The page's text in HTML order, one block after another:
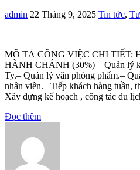
admin 22 Tháng 9, 2025 Tin tức,
MÔ TẢ CÔNG VIỆC CHI TIẾT:
HÀNH CHÁNH (30%) – Quản lý
Ty.– Quản lý văn phòng phẩm.–
nhân viên.– Tiếp khách hàng tuần,
Xây dựng kế hoạch , công tác du
Đọc thêm